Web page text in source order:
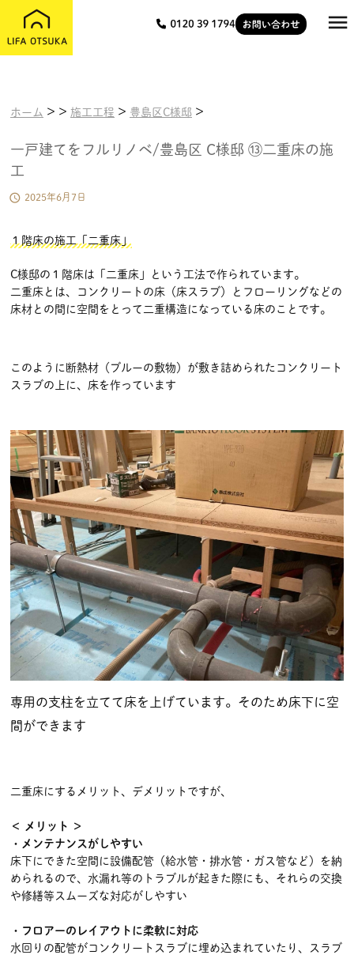

ホーム > > 施工工程 > 豊島区C様邸 >
一戸建てをフルリノベ/豊島区 C様邸 ⑬二重床の施
工
 2025年6月7日
１階床の施工「二重床」
C様邸の１階床は「二重床」という工法で作られています。
二重床とは、コンクリートの床（床スラブ）とフローリングなどの
床材との間に空間をとって二重構造になっている床のことです。
このように断熱材（ブルーの敷物）が敷き詰められたコンクリート
スラブの上に、床を作っています
専用の支柱を立てて床を上げています。そのため床下に空
間ができます
二重床にするメリット、デメリットですが、
＜ メリット ＞
・メンテナンスがしやすい
床下にできた空間に設備配管（給水管・排水管・ガス管など）を納
められるので、水漏れ等のトラブルが起きた際にも、それらの交換
や修繕等スムーズな対応がしやすい
・フロアーのレイアウトに柔軟に対応
水回りの配管がコンクリートスラブに埋め込まれていたり、スラブ